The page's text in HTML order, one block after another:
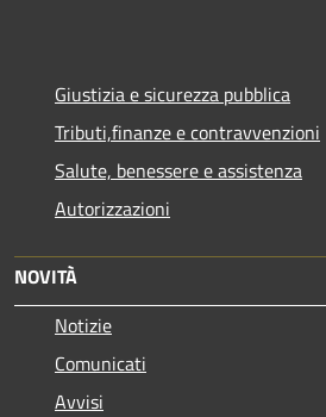
Giustizia e sicurezza pubblica
Tributi,finanze e contravvenzioni
Salute, benessere e assistenza
Autorizzazioni
NOVITÀ
Notizie
Comunicati
Avvisi